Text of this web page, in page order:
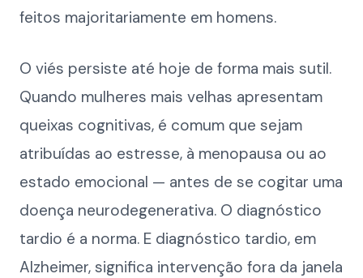
feitos majoritariamente em homens.
O viés persiste até hoje de forma mais sutil.
Quando mulheres mais velhas apresentam
queixas cognitivas, é comum que sejam
atribuídas ao estresse, à menopausa ou ao
estado emocional — antes de se cogitar uma
doença neurodegenerativa. O diagnóstico
tardio é a norma. E diagnóstico tardio, em
Alzheimer, significa intervenção fora da janela